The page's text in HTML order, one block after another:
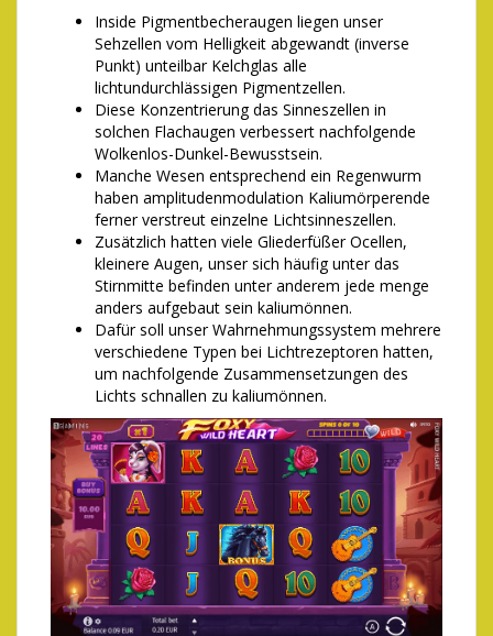
Inside Pigmentbecheraugen liegen unser
Sehzellen vom Helligkeit abgewandt (inverse
Punkt) unteilbar Kelchglas alle
lichtundurchlässigen Pigmentzellen.
Diese Konzentrierung das Sinneszellen in
solchen Flachaugen verbessert nachfolgende
Wolkenlos-Dunkel-Bewusstsein.
Manche Wesen entsprechend ein Regenwurm
haben amplitudenmodulation Kaliumörperende
ferner verstreut einzelne Lichtsinneszellen.
Zusätzlich hatten viele Gliederfüßer Ocellen,
kleinere Augen, unser sich häufig unter das
Stirnmitte befinden unter anderem jede menge
anders aufgebaut sein kaliumönnen.
Dafür soll unser Wahrnehmungssystem mehrere
verschiedene Typen bei Lichtrezeptoren hatten,
um nachfolgende Zusammensetzungen des
Lichts schnallen zu kaliumönnen.